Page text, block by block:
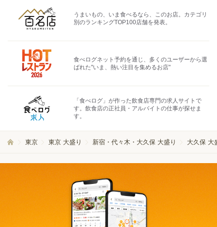
うまいもの、いま食べるなら、このお店。カテゴリ
別のランキングTOP100店舗を発表。
食べログネット予約を通じ、多くのユーザーから選
ばれた"いま、熱い注目を集めるお店"
「食べログ」が作った飲食店専門の求人サイトで
す。飲食店の正社員・アルバイトの仕事が探せま
す。
東京 東京 大盛り 新宿・代々木・大久保 大盛り 大久保 大